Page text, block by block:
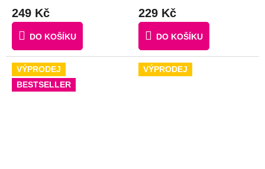
MALÝCH
RŮZNOBAREVNÝCH
PIXELŮ
249 Kč
DO KOŠÍKU
ČERNÝCH PIXELŮ
229 Kč
DO KOŠÍKU
VÝPRODEJ
BESTSELLER
VÝPRODEJ